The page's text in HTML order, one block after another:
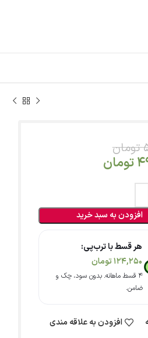
تومان
تومان
افزودن به سبد خرید
هر قسط با ترب‌پی:
124,250تومان
۴ قسط ماهانه. بدون سود، چک و
ضامن.
افزودن به علاقه مندی